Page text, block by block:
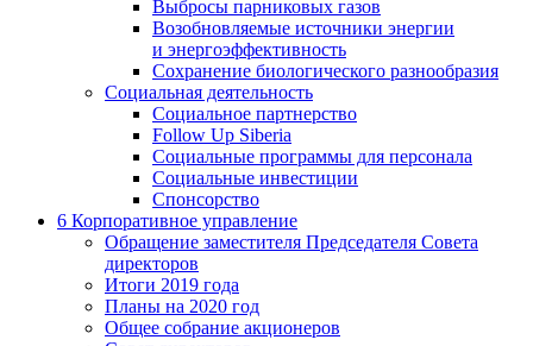
Выбросы парниковых газов
Возобновляемые источники энергии
и энергоэффективность
Сохранение биологического разнообразия
Социальная деятельность
Социальное партнерство
Follow Up Siberia
Социальные программы для персонала
Социальные инвестиции
Спонсорство
6 Корпоративное управление
Обращение заместителя Председателя Совета
директоров
Итоги 2019 года
Планы на 2020 год
Общее собрание акционеров